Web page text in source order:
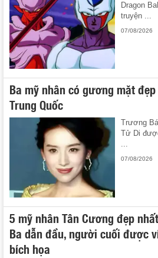
Dragon
truyện ...
07/08/2026
Ba mỹ nhân có gương mặt
Trung Quốc
Trương
Tử Di
...
07/08/2026
5 mỹ nhân Tân Cương đẹp
Ba dẫn đầu, người cuối được
bích họa